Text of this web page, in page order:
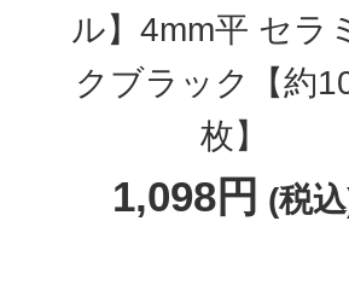
ル】4mm平 セラ
クブラック【約
枚】
1,098円 (税